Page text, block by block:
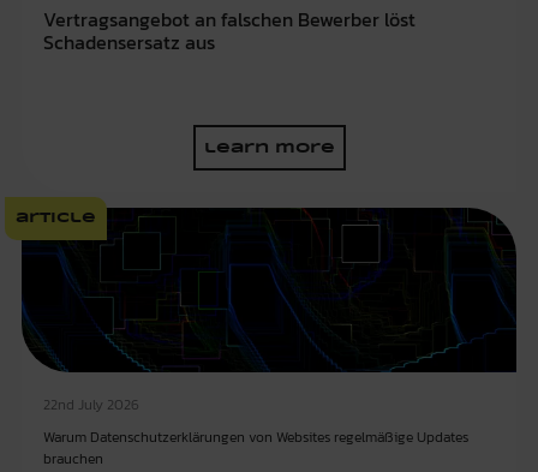
Vertragsangebot an falschen Bewerber löst
Schadensersatz aus
learn more
article
22nd July 2026
Warum Datenschutzerklärungen von Websites regelmäßige Updates
brauchen